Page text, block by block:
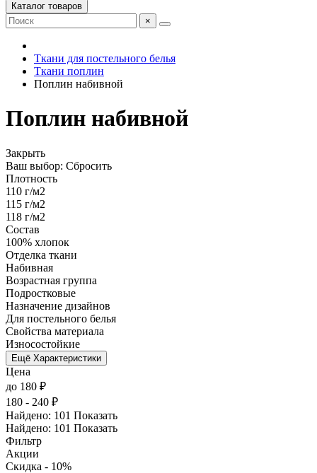
Каталог товаров
×
Ткани для постельного белья
Ткани поплин
Поплин набивной
Поплин набивной
Закрыть
Ваш выбор: Сбросить
Плотность
110 г/м2
115 г/м2
118 г/м2
Состав
100% хлопок
Отделка ткани
Набивная
Возрастная группа
Подростковые
Назначение дизайнов
Для постельного белья
Свойства материала
Износостойкие
Ещё Характеристики
Цена
до 180 ₽
180 - 240 ₽
Найдено: 101 Показать
Найдено: 101 Показать
Фильтр
Акции
Скидка - 10%